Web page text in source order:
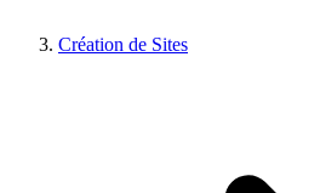
Création de Sites